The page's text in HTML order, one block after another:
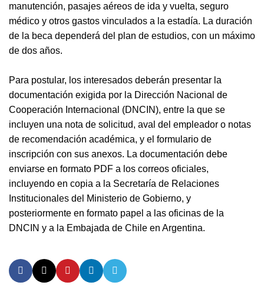
manutención, pasajes aéreos de ida y vuelta, seguro
médico y otros gastos vinculados a la estadía. La duración
de la beca dependerá del plan de estudios, con un máximo
de dos años.
Para postular, los interesados deberán presentar la
documentación exigida por la Dirección Nacional de
Cooperación Internacional (DNCIN), entre la que se
incluyen una nota de solicitud, aval del empleador o notas
de recomendación académica, y el formulario de
inscripción con sus anexos. La documentación debe
enviarse en formato PDF a los correos oficiales,
incluyendo en copia a la Secretaría de Relaciones
Institucionales del Ministerio de Gobierno, y
posteriormente en formato papel a las oficinas de la
DNCIN y a la Embajada de Chile en Argentina.